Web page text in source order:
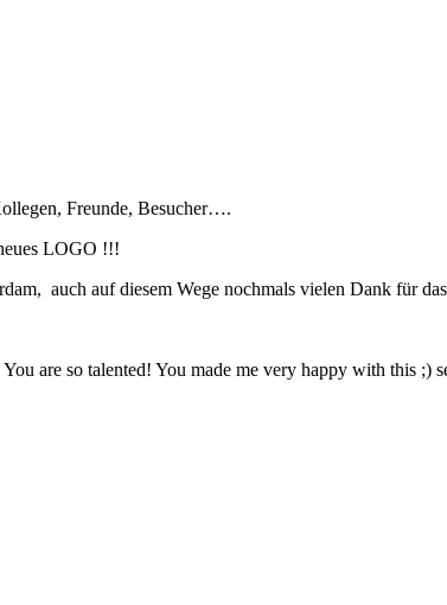
Freunde, Besucher….
LOGO !!!
auch auf diesem Wege nochmals vielen Dank für
are so talented! You made me very happy with this ;)